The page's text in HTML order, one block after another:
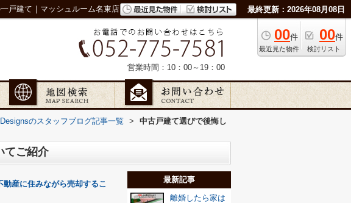
戸建て｜マッシュルーム名東店 最終更新：2026年08月08日
00件
最近見た物件
00件
検討リスト
営業時間：10：00～19：00
のスタッフブログ記事一覧 >
中古戸建て選びで後悔し
てご紹介
動産に住みながら売却するこ
最新記事
離婚したら家は